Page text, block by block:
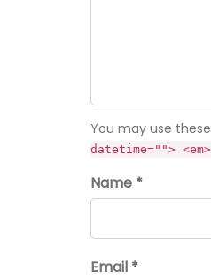
You may use these
datetime="">
Name *
Email *